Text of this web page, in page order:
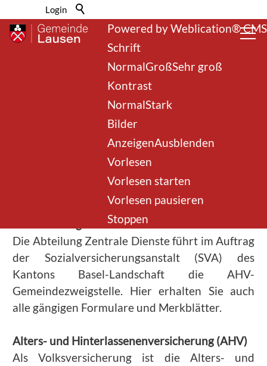
Powered by Weblication® CMS
Schrift
NormalGroßSehr groß
Kontrast
NormalStark
Bilder
AnzeigenAusblenden
Vorlesen
Vorlesen starten
Vorlesen pausieren
Stoppen
Login
AHV-Zweigstelle
Die Abteilung Zentrale Dienste führt im Auftrag
der Sozialversicherungsanstalt (SVA) des
Kantons Basel-Landschaft die AHV-
Gemeindezweigstelle. Hier erhalten Sie auch
alle gängigen Formulare und Merkblätter.
Alters- und Hinterlassenenversicherung (AHV)
Als Volksversicherung ist die Alters- und